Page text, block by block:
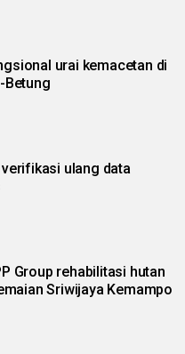
urai kemacetan di
Betung
ulang data
Group rehabilitasi hutan
Sriwijaya Kemampo